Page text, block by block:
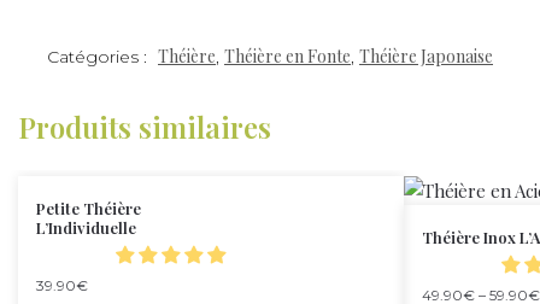
Catégories : Théière, Théière en Fonte, Théière Japonaise
Produits similaires
Petite Théière
L’Individuelle
39.90€
Théière Inox
49.90€ – 59.90€